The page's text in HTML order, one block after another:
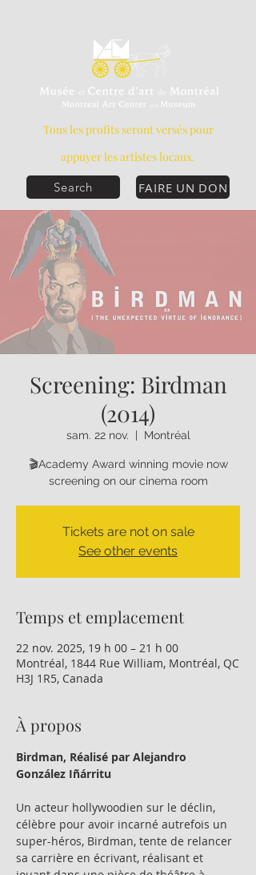
FAIRE UN DON
Tous les profits seront versés pour
appuyer les artistes locaux.
Search
Screening: Birdman
(2014)
sam. 22 nov. Montréal
🎬Academy Award winning movie now
screening on our cinema room
Tickets are not on sale
See other events
Temps et emplacement
22 nov. 2025, 19 h 00 – 21 h 00
Montréal, 1844 Rue William, Montréal, QC
H3J 1R5, Canada
À propos
Birdman, Réalisé par Alejandro
González Iñárritu
Un acteur hollywoodien sur le déclin,
célèbre pour avoir incarné autrefois un
super-héros, Birdman, tente de relancer
sa carrière en écrivant, réalisant et